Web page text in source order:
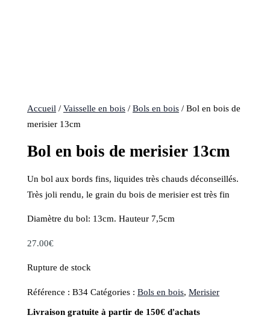
Accueil /Vaisselle en bois /Bols en bois / Bol en bois de
merisier 13cm
Bol en bois de merisier 13cm
Un bol aux bords fins, liquides très chauds déconseillés.
Très joli rendu, le grain du bois de merisier est très fin
Diamètre du bol: 13cm. Hauteur 7,5cm
27.00€
Rupture de stock
Référence :B34 Catégories :Bols en bois,Merisier
Livraison gratuite à partir de 150€ d'achats